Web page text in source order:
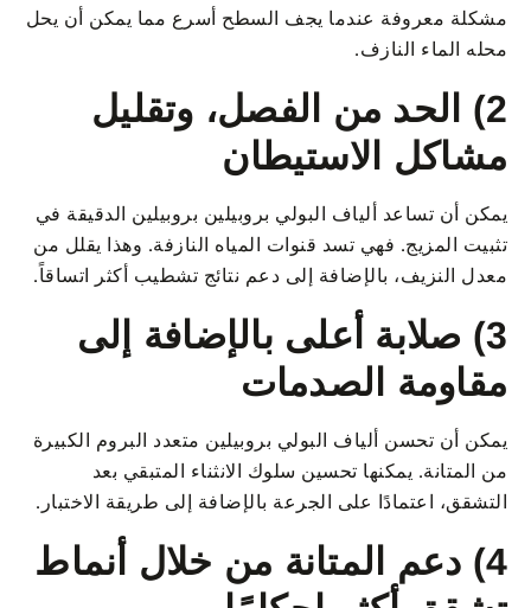
مشكلة معروفة عندما يجف السطح أسرع مما يمكن أن يحل
محله الماء النازف.
2) الحد من الفصل، وتقليل
مشاكل الاستيطان
يمكن أن تساعد ألياف البولي بروبيلين بروبيلين الدقيقة في
تثبيت المزيج. فهي تسد قنوات المياه النازفة. وهذا يقلل من
معدل النزيف، بالإضافة إلى دعم نتائج تشطيب أكثر اتساقاً.
3) صلابة أعلى بالإضافة إلى
مقاومة الصدمات
يمكن أن تحسن ألياف البولي بروبيلين متعدد البروم الكبيرة
من المتانة. يمكنها تحسين سلوك الانثناء المتبقي بعد
التشقق، اعتمادًا على الجرعة بالإضافة إلى طريقة الاختبار.
4) دعم المتانة من خلال أنماط